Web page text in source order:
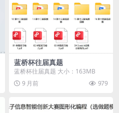
蓝桥杯往届真题
蓝桥杯往届真题 大小：163MB
9 月前
979